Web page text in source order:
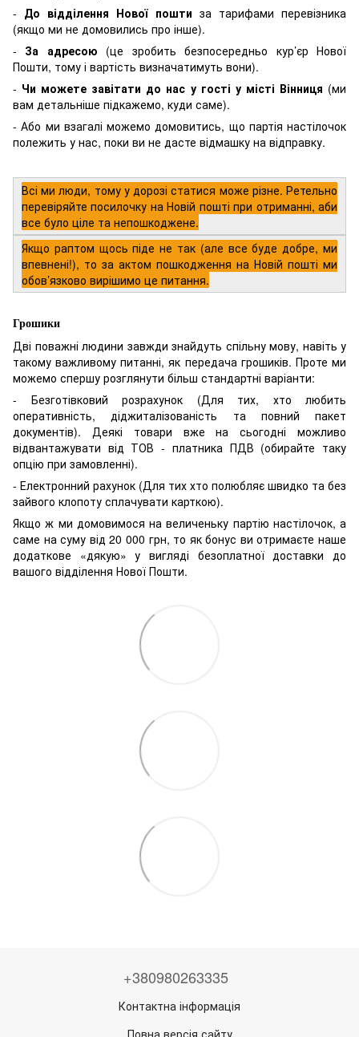
- До відділення Нової пошти за тарифами перевізника
(якщо ми не домовились про інше).
- За адресою (це зробить безпосередньо кур’єр Нової
Пошти, тому і вартість визначатимуть вони).
- Чи можете завітати до нас у гості у місті Вінниця (ми
вам детальніше підкажемо, куди саме).
- Або ми взагалі можемо домовитись, що партія настілочок
полежить у нас, поки ви не дасте відмашку на відправку.
Всі ми люди, тому у дорозі статися може різне. Ретельно
перевіряйте посилочку на Новій пошті при отриманні, аби
все було ціле та непошкоджене.
Якщо раптом щось піде не так (але все буде добре, ми
впевнені!), то за актом пошкодження на Новій пошті ми
обов’язково вирішимо це питання.
Грошики
Дві поважні людини завжди знайдуть спільну мову, навіть у
такому важливому питанні, як передача грошиків. Проте ми
можемо спершу розглянути більш стандартні варіанти:
- Безготівковий розрахунок (Для тих, хто любить
оперативність, діджиталізованість та повний пакет
документів). Деякі товари вже на сьогодні можливо
відвантажувати від ТОВ - платника ПДВ (обирайте таку
опцію при замовленні).
- Електронний рахунок (Для тих хто полюбляє швидко та без
зайвого клопоту сплачувати карткою).
Якщо ж ми домовимося на величеньку партію настілочок, а
саме на суму від 20 000 грн, то як бонус ви отримаєте наше
додаткове «дякую» у вигляді безоплатної доставки до
вашого відділення Нової Пошти.
+380980263335
Контактна інформація
Повна версія сайту